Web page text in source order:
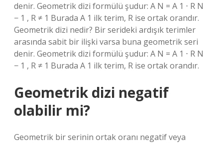
denir. Geometrik dizi formülü şudur: A N = A 1 ⋅ R N
− 1 , R ≠ 1 Burada A 1 ilk terim, R ise ortak orandır.
Geometrik dizi nedir? Bir serideki ardışık terimler
arasında sabit bir ilişki varsa buna geometrik seri
denir. Geometrik dizi formülü şudur: A N = A 1 ⋅ R N
− 1 , R ≠ 1 Burada A 1 ilk terim, R ise ortak orandır.
Geometrik dizi negatif
olabilir mi?
Geometrik bir serinin ortak oranı negatif veya